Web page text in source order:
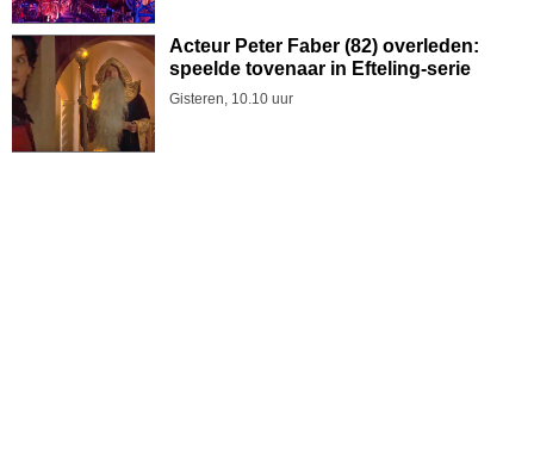
Acteur Peter Faber (82) overleden:
speelde tovenaar in Efteling-serie
Gisteren, 10.10 uur